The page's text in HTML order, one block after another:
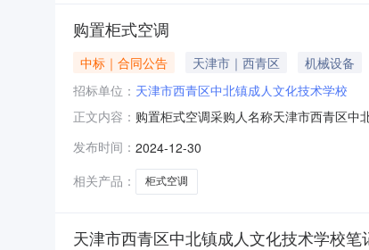
购置柜式空调
中标｜合同公告 天津市｜西青区 机械设备
招标单位： 天津市西青区中北镇成人文化技术学校
正文内容： 购置柜式空调采购人名称天津市西青区
发布时间： 2024-12-30
相关产品：
柜式空调
天津市西青区中北镇成人文化技术学校